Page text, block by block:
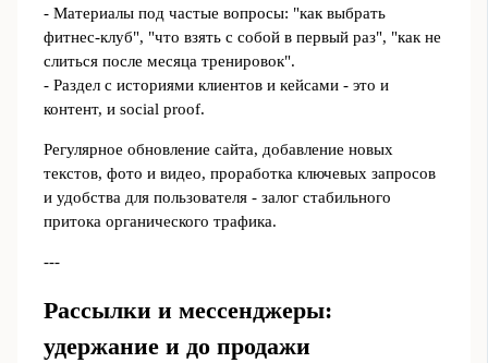
- Материалы под частые вопросы: "как выбрать
фитнес-клуб", "что взять с собой в первый раз", "как не
слиться после месяца тренировок".
- Раздел с историями клиентов и кейсами - это и
контент, и social proof.
Регулярное обновление сайта, добавление новых
текстов, фото и видео, проработка ключевых запросов
и удобства для пользователя - залог стабильного
притока органического трафика.
---
Рассылки и мессенджеры:
удержание и до продажи